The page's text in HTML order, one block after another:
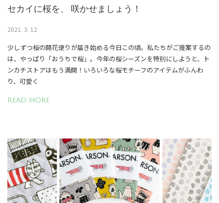
セカイに桜を、 咲かせましょう！
2021. 3. 12
少しずつ桜の開花便りが届き始める今日この頃。私たちがご提案するの
は、やっぱり「おうちで桜」。今年の桜シーズンを特別にしようと、ト
ンカチストアはもう満開！いろいろな桜モチーフのアイテムがふんわ
り、可愛く
READ MORE